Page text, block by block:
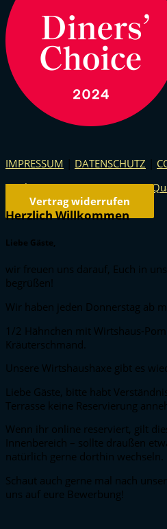
IMPRESSUM DATENSCHUTZ
Werbeagentur LAWRENZ – Die
Vertrag widerrufen
Herzlich Willkommen
Liebe Gäste,
wir freuen uns darauf, Euch in
begrüßen!
Wir haben jeden Donnerstag ab
1/2 Hähnchen mit Wirtshaus-
Kräuterschmand.
Unsere Wirtshaushaxe gibt es
Liebe Gäste, bitte habt
Terrasse keine Reservierung
Wenn ihr online reserviert, gilt
Innenbereich – sollte draußen
natürlich gerne dorthin wechseln.
Schaut auch gerne mal nach
uns auf eure Bewerbung!